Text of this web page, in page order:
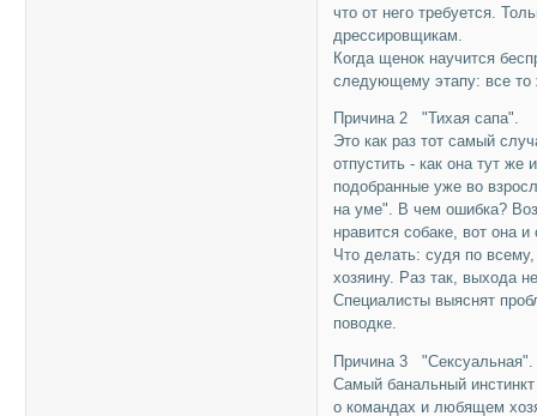
что от него требуется.
дрессировщикам.
Когда щенок научится
следующему этапу: все то
Причина 2 "Тихая сапа".
Это как раз тот самый
отпустить - как она тут
подобранные уже во
на уме". В чем ошибка?
нравится собаке, вот она
Что делать: судя по
хозяину. Раз так, выхода
Специалисты выяснят
поводке.
Причина 3 "Сексуальная".
Самый банальный
о командах и любящем